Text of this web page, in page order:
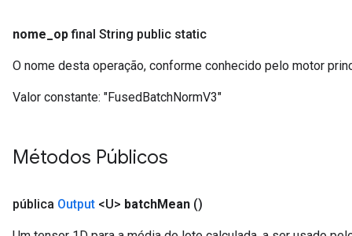
nome op final String public static
O nome desta operação, conforme conhecido pelo motor
Valor constante: "FusedBatchNormV3"
Métodos Públicos
pública Output <U> batchMean ()